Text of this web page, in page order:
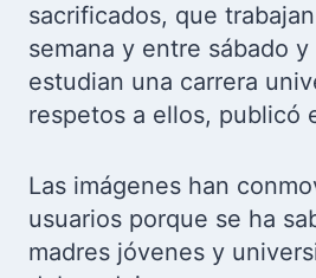
sacrificados, que
semana y entre sábado
estudian una carrera
respetos a ellos, publicó
Las imágenes han
usuarios porque se ha
madres jóvenes y